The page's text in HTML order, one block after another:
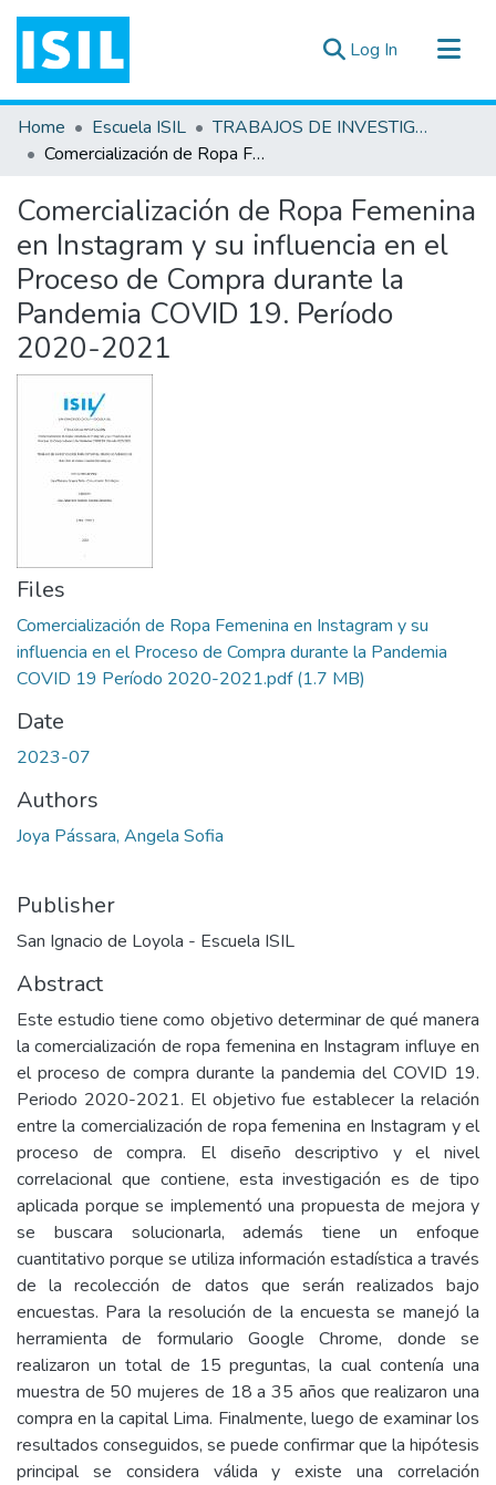
Log In (current)
All of DSpace
Statistics
Documentos ▾
Home Escuela ISIL
TRABAJOS DE INVESTIGACIÓN
Comercialización de Ropa Femenina en Instagram y su influencia en el Proceso de Compra durante la Pandemia COVID 19. Período 2020-2021
Comercialización de Ropa Femenina
en Instagram y su influencia en el
Proceso de Compra durante la
Pandemia COVID 19. Período
2020-2021
Files
Comercialización de Ropa Femenina en Instagram y su
influencia en el Proceso de Compra durante la Pandemia
COVID 19 Período 2020-2021.pdf(1.7 MB)
Date
2023-07
Authors
Joya Pássara, Angela Sofia
Publisher
San Ignacio de Loyola - Escuela ISIL
Abstract
Este estudio tiene como objetivo determinar de qué manera
la comercialización de ropa femenina en Instagram influye en
el proceso de compra durante la pandemia del COVID 19.
Periodo 2020-2021. El objetivo fue establecer la relación
entre la comercialización de ropa femenina en Instagram y el
proceso de compra. El diseño descriptivo y el nivel
correlacional que contiene, esta investigación es de tipo
aplicada porque se implementó una propuesta de mejora y
se buscara solucionarla, además tiene un enfoque
cuantitativo porque se utiliza información estadística a través
de la recolección de datos que serán realizados bajo
encuestas. Para la resolución de la encuesta se manejó la
herramienta de formulario Google Chrome, donde se
realizaron un total de 15 preguntas, la cual contenía una
muestra de 50 mujeres de 18 a 35 años que realizaron una
compra en la capital Lima. Finalmente, luego de examinar los
resultados conseguidos, se puede confirmar que la hipótesis
principal se considera válida y existe una correlación